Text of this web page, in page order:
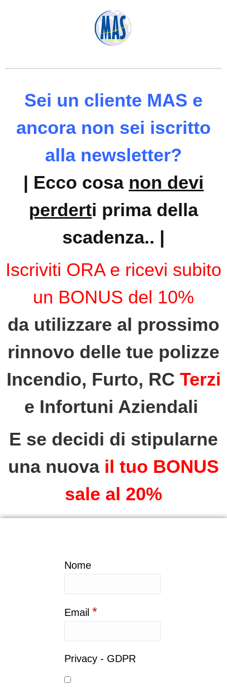
Sei un cliente MAS e
ancora non sei iscritto
alla newsletter?
| Ecco cosa non devi
perderti prima della
scadenza.. |
Iscriviti ORA e ricevi subito
un BONUS del 10%
da utilizzare al prossimo
rinnovo delle tue polizze
Incendio, Furto, RC Terzi
e Infortuni Aziendali
E se decidi di stipularne
una nuovail tuo BONUS
sale al 20%
Nome
Email *
Privacy - GDPR